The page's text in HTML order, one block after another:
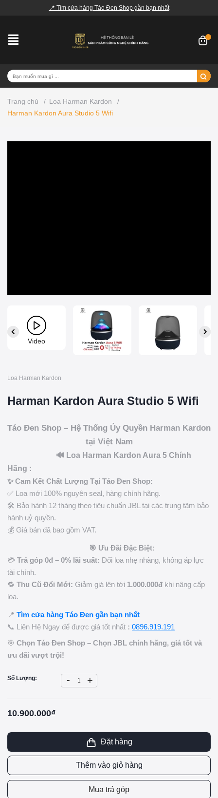
📍 Tìm cửa hàng Táo Đen Shop gần bạn nhất
Trang chủ / Loa Harman Kardon
/
Harman Kardon Aura Studio 5 Wifi
Video
Loa Harman Kardon
Harman Kardon Aura Studio 5 Wifi
Táo Đen Shop – Hệ Thống Ủy Quyền Harman Kardon
tại Việt Nam
🔊 Loa Harman Kardon Aura 5 Chính
Hãng :
✨ Cam Kết Chất Lượng Tại Táo Đen Shop:
✅ Loa mới 100% nguyên seal, hàng chính hãng.
🛠️ Bảo hành 12 tháng theo tiêu chuẩn JBL tại các trung tâm bảo
hành uỷ quyền.
💰 Giá bán đã bao gồm VAT.
🎯 Ưu Đãi Đặc Biệt:
💳 Trả góp 0đ – 0% lãi suất: Đổi loa nhẹ nhàng, không áp lực
tài chính.
🔁 Thu Cũ Đổi Mới: Giảm giá lên tới 1.000.000đ khi nâng cấp
loa.
📍 Tìm cửa hàng Táo Đen gần bạn nhất
📞 Liên Hệ Ngay để được giá tốt nhất : 0896.919.191
🎯 Chọn Táo Đen Shop – Chọn JBL chính hãng, giá tốt và
ưu đãi vượt trội!
Số Lượng: - +
10.900.000₫
Đặt hàng
Thêm vào giỏ hàng
Mua trả góp